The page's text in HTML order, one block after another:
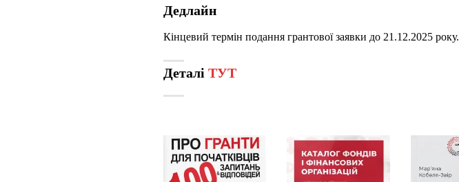
Дедлайн
Кінцевий термін подання грантової заявки до 21.12.2025 року.
Деталі ТУТ